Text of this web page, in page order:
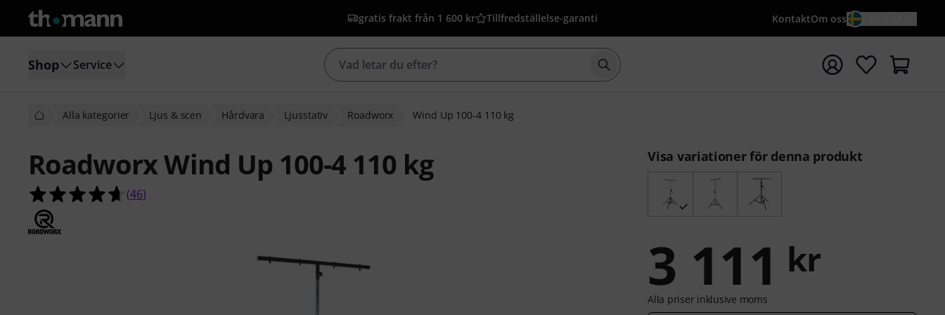
gratis frakt från 1 600 kr Tillfredställelse-garanti KontaktOm oss
Shop Service Börja sökningen med söktermen {searchTerm}
Alla kategorier Ljus & scen Hårdvara Ljusstativ Roadworx Wind Up 100-4 110 kg
Roadworx Wind Up 100-4 110 kg
4.6 av 5 stjärnor från 46 kundbetyg
(46)
Visa variationer för denna produkt
3 111 kr
Alla priser inklusive moms